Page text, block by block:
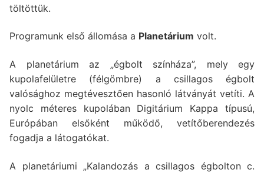
töltöttük.
Programunk első állomása a Planetárium volt.
A planetárium az „égbolt színháza”, mely egy
kupolafelületre (félgömbre) a csillagos égbolt
valósághoz megtévesztően hasonló látványát vetíti. A
nyolc méteres kupolában Digitárium Kappa típusú,
Európában elsőként működő, vetítőberendezés
fogadja a látogatókat.
A planetáriumi „Kalandozás a csillagos égbolton c.